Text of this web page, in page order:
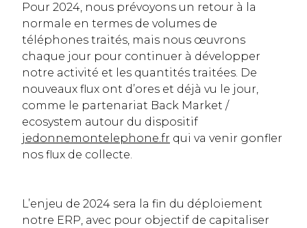
Pour 2024, nous prévoyons un retour à la
normale en termes de volumes de
téléphones traités, mais nous œuvrons
chaque jour pour continuer à développer
notre activité et les quantités traitées. De
nouveaux flux ont d’ores et déjà vu le jour,
comme le partenariat Back Market /
ecosystem autour du dispositif
jedonnemontelephone.fr qui va venir gonfler
nos flux de collecte.
L’enjeu de 2024 sera la fin du déploiement
notre ERP, avec pour objectif de capitaliser